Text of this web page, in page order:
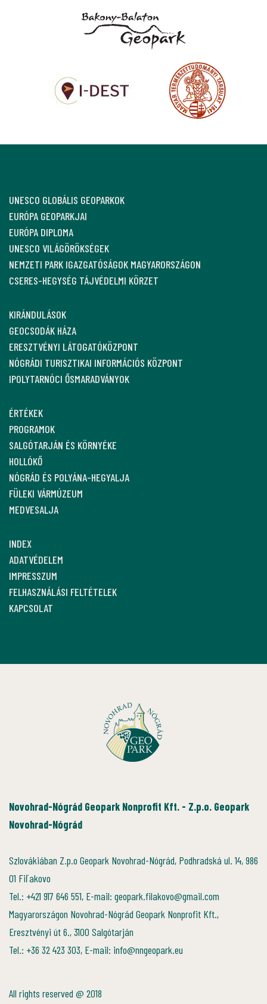
UNESCO GLOBÁLIS GEOPARKOK
EURÓPA GEOPARKJAI
EURÓPA DIPLOMA
UNESCO VILÁGÖRÖKSÉGEK
NEMZETI PARK IGAZGATÓSÁGOK MAGYARORSZÁGON
CSERES-HEGYSÉG TÁJVÉDELMI KÖRZET
KIRÁNDULÁSOK
GEOCSODÁK HÁZA
ERESZTVÉNYI LÁTOGATÓKÖZPONT
NÓGRÁDI TURISZTIKAI INFORMÁCIÓS KÖZPONT
IPOLYTARNÓCI ŐSMARADVÁNYOK
ÉRTÉKEK
PROGRAMOK
SALGÓTARJÁN ÉS KÖRNYÉKE
HOLLÓKŐ
NÓGRÁD ÉS POLYÁNA-HEGYALJA
FÜLEKI VÁRMÚZEUM
MEDVESALJA
INDEX
ADATVÉDELEM
IMPRESSZUM
FELHASZNÁLÁSI FELTÉTELEK
KAPCSOLAT
Novohrad-Nógrád Geopark Nonprofit Kft. - Z.p.o. Geopark
Novohrad-Nógrád
Szlovákiában Z.p.o Geopark Novohrad-Nógrád, Podhradská ul. 14, 986
01 Fiľakovo
Tel.: +421 917 646 551, E-mail: geopark.filakovo@gmail.com
Magyarországon Novohrad-Nógrád Geopark Nonprofit Kft.,
Eresztvényi út 6., 3100 Salgótarján
Tel.: +36 32 423 303, E-mail: info@nngeopark.eu
All rights reserved @ 2018